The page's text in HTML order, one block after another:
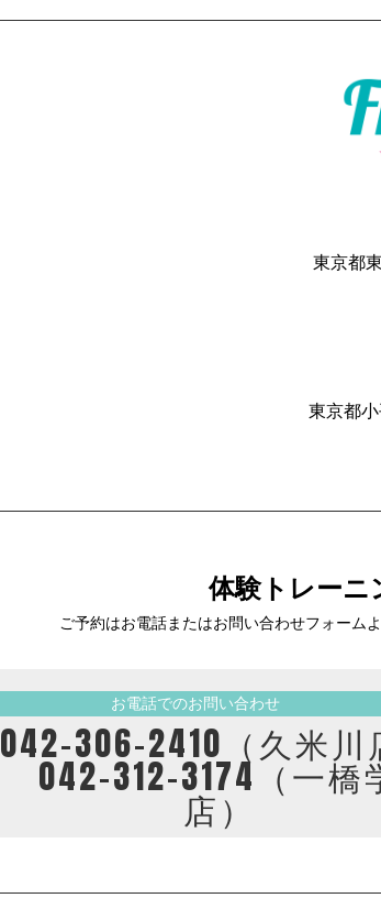
東京都
東京都
体験トレーニ
ご予約はお電話またはお問い合わせフォーム
お電話でのお問い合わせ
042-306-2410（久米川
042-312-3174（一橋
店）